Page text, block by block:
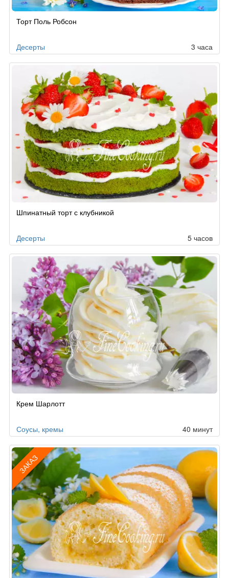
по
Торт Поль Робсон
Десерты 3 часа
Шпинатный торт с клубникой
Десерты 5 часов
Крем Шарлотт
Соусы, кремы 40 минут
ЗАКАЗ